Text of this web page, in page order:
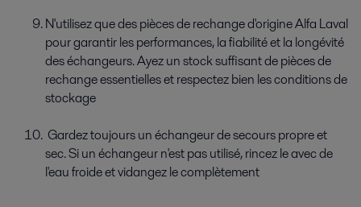
N'utilisez que des pièces de rechange d'origine Alfa Laval
pour garantir les performances, la fiabilité et la longévité
des échangeurs. Ayez un stock suffisant de pièces de
rechange essentielles et respectez bien les conditions de
stockage
Gardez toujours un échangeur de secours propre et
sec. Si un échangeur n'est pas utilisé, rincez le avec de
l'eau froide et vidangez le complètement